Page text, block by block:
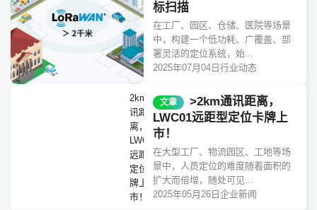
标扫描
在工厂、园区、仓储、医院等场景
中，构建一个低功耗、广覆盖、部
署灵活的定位系统，始...
2025年07月04日行业动态
2km通
讯距
离，
LWC01
远距型
定位卡
牌上
市！">
文章
>2km通讯距离，
LWC01远距型定位卡牌上
市！
在大型工厂、物流园区、工地等场
景中，人员定位的难度随着面积的
扩大而倍增，随处可见...
2025年05月26日企业新闻